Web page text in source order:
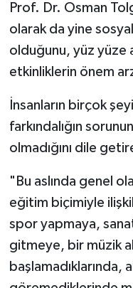
Prof. Dr. Osman
olarak da yine
olduğunu, yüz yüze
etkinliklerin önem
İnsanların birçok
farkındalığın
olmadığını dile
"Bu aslında genel
eğitim biçimiyle
spor yapmaya,
gitmeye, bir müzik
başlamadıklarında,
Kars Müftülüğü
Kayseri
Kilis Müftülüğü
Kırklareli
Kırşehir
Kocaeli